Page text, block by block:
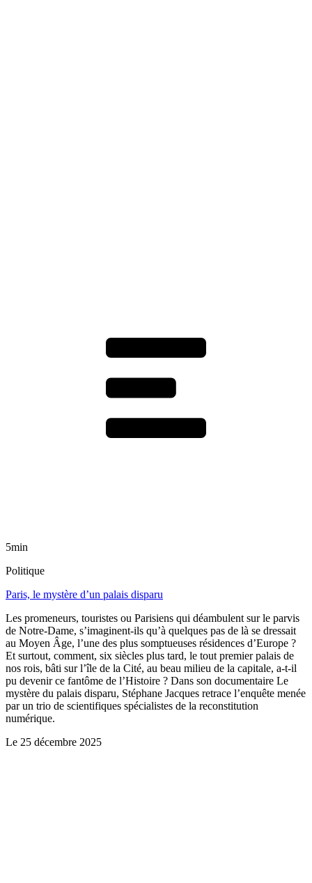
5min
Politique
Paris, le mystère d’un palais disparu
Les promeneurs, touristes ou Parisiens qui déambulent sur le parvis
de Notre-Dame, s’imaginent-ils qu’à quelques pas de là se dressait
au Moyen Âge, l’une des plus somptueuses résidences d’Europe ?
Et surtout, comment, six siècles plus tard, le tout premier palais de
nos rois, bâti sur l’île de la Cité, au beau milieu de la capitale, a-t-il
pu devenir ce fantôme de l’Histoire ? Dans son documentaire Le
mystère du palais disparu, Stéphane Jacques retrace l’enquête menée
par un trio de scientifiques spécialistes de la reconstitution
numérique.
Le 25 décembre 2025